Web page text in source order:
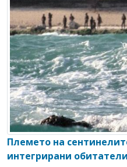
Племето на
интегрирани